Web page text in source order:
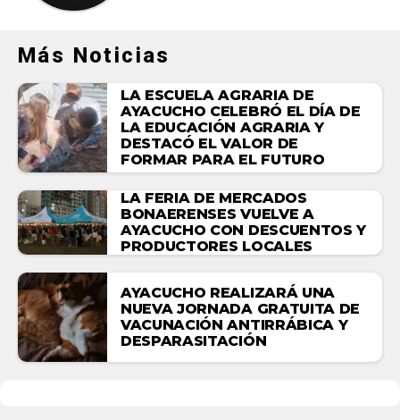
Más Noticias
LA ESCUELA AGRARIA DE
AYACUCHO CELEBRÓ EL DÍA DE
LA EDUCACIÓN AGRARIA Y
DESTACÓ EL VALOR DE
FORMAR PARA EL FUTURO
LA FERIA DE MERCADOS
BONAERENSES VUELVE A
AYACUCHO CON DESCUENTOS Y
PRODUCTORES LOCALES
AYACUCHO REALIZARÁ UNA
NUEVA JORNADA GRATUITA DE
VACUNACIÓN ANTIRRÁBICA Y
DESPARASITACIÓN